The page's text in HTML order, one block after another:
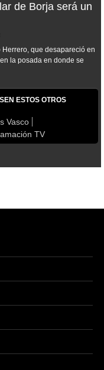
de Borja será un
que desapareció en
la posada en donde se
ESTOS OTROS
Vasco
TV